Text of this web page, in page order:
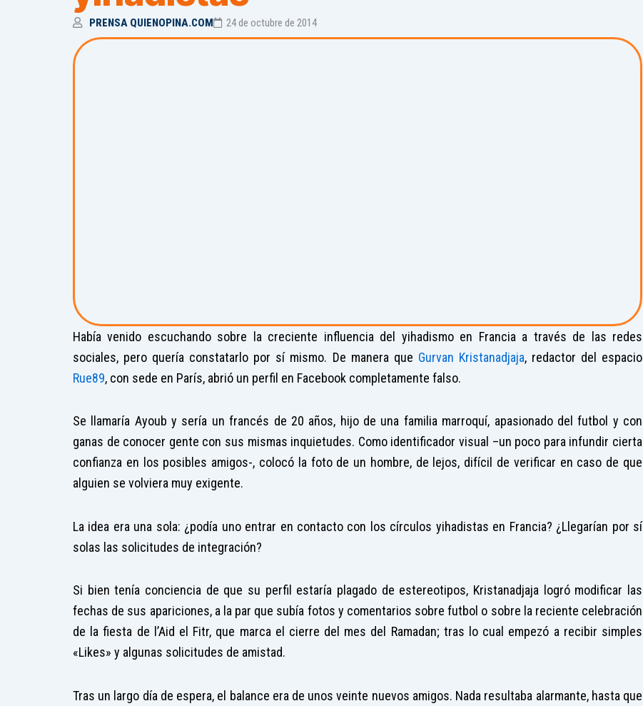
PRENSA QUIENOPINA.COM 24 de octubre de 2014
Había venido escuchando sobre la creciente influencia del yihadismo en Francia a través de las redes
sociales, pero quería constatarlo por sí mismo. De manera que Gurvan Kristanadjaja, redactor del espacio
Rue89, con sede en París, abrió un perfil en Facebook completamente falso.
Se llamaría Ayoub y sería un francés de 20 años, hijo de una familia marroquí, apasionado del futbol y con
ganas de conocer gente con sus mismas inquietudes. Como identificador visual –un poco para infundir cierta
confianza en los posibles amigos-, colocó la foto de un hombre, de lejos, difícil de verificar en caso de que
alguien se volviera muy exigente.
La idea era una sola: ¿podía uno entrar en contacto con los círculos yihadistas en Francia? ¿Llegarían por sí
solas las solicitudes de integración?
Si bien tenía conciencia de que su perfil estaría plagado de estereotipos, Kristanadjaja logró modificar las
fechas de sus apariciones, a la par que subía fotos y comentarios sobre futbol o sobre la reciente celebración
de la fiesta de l’Aid el Fitr, que marca el cierre del mes del Ramadan; tras lo cual empezó a recibir simples
«Likes» y algunas solicitudes de amistad.
Tras un largo día de espera, el balance era de unos veinte nuevos amigos. Nada resultaba alarmante, hasta que